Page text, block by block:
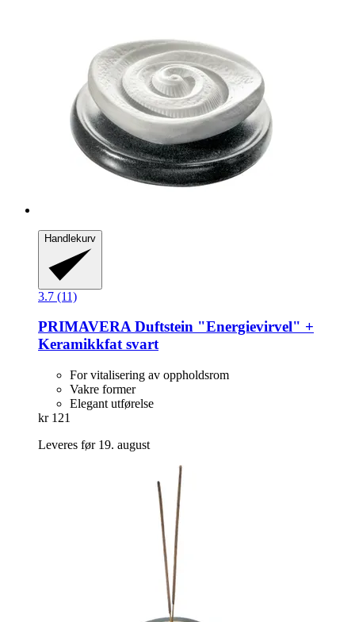
Handlekurv
3.7 (11)
PRIMAVERADuftstein "Energievirvel" +
Keramikkfat svart
For vitalisering av oppholdsrom
Vakre former
Elegant utførelse
kr 121
Leveres før 19. august